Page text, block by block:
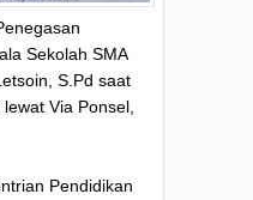
Sekolah SMA
S.Pd saat
Via Ponsel,
Pendidikan